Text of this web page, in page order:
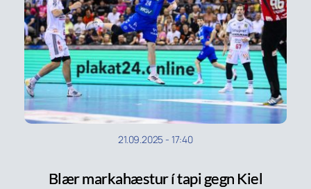
21.09.2025 - 17:40
Blær markahæstur í tapi gegn Kiel